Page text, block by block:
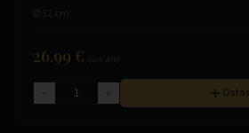
Ø 32 cm
26.99 €